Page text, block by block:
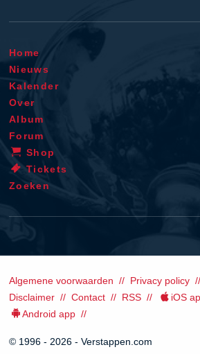
Home
Nieuws
Kalender
Over
Album
Forum
Shop
Tickets
Zoeken
Algemene voorwaarden Privacy policy
Disclaimer
Contact RSS
iOS
Android app
© 1996 - 2026 - Verstappen.com